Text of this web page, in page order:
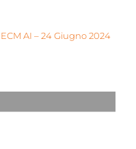
AI – 24 Giugno 2024